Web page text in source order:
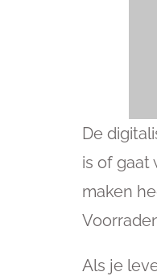
De
is of gaat
maken
Als je